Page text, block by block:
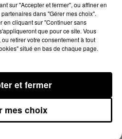
14 sec
DU 22/12/2023 À 07H50
sur "Accepter et fermer", ou affiner en
dans "Gérer mes choix".
en cliquant sur "Continuer sans
que pour ce site. Vous
retirer votre consentement à tout
situé en bas de chaque page.
mes choix
et fermer